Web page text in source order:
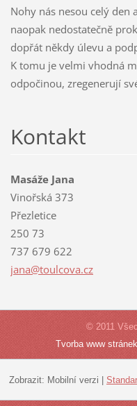
Nohy nás nesou celý den
naopak nedostatečně
dopřát někdy úlevu a
K tomu je velmi vhodná
odpočinou, zregenerují
Kontakt
Masáže Jana
Vinořská 373
Přezletice
250 73
737 679 622
jana@toulcova.cz
© 2011
Tvorba www
Zobrazit: Mobilní verzi